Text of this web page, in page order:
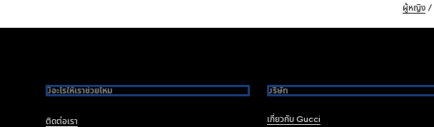
ผู้หญิง
มีอะไรให้เราช่วยไหม
ติดต่อเรา
บริษัท
เกี่ยวกับ Gucci